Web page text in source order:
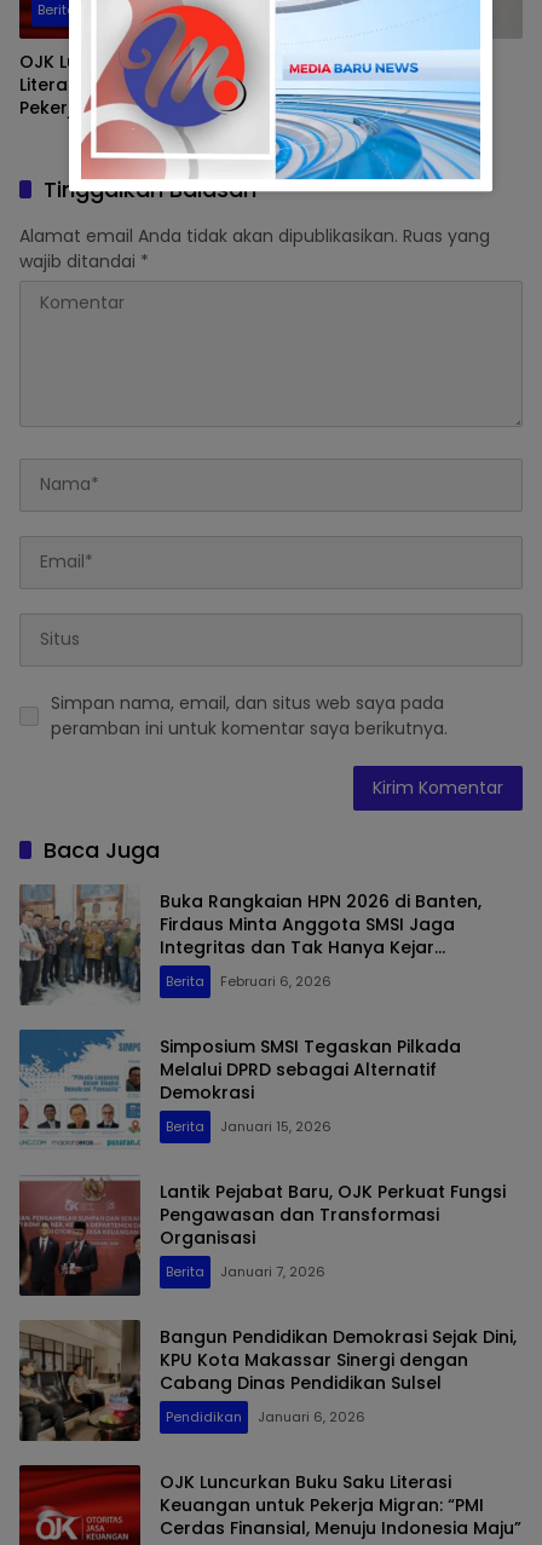
Berita
OJK Luncurkan Buku Saku
Literasi Keuangan untuk
Pekerja Migran: “PMI
Cerdas Finansial, Menuju
Indonesia Maju”
Berita
5 Pasal Kontroversi dan
Multitafsir RUU
Perampasan Aset
Tinggalkan Balasan
Alamat email Anda tidak akan dipublikasikan. Ruas yang
wajib ditandai *
Simpan nama, email, dan situs web saya pada
peramban ini untuk komentar saya berikutnya.
Baca Juga
Buka Rangkaian HPN 2026 di Banten,
Firdaus Minta Anggota SMSI Jaga
Integritas dan Tak Hanya Kejar
Kecepatan Berita
Berita Februari 6, 2026
Simposium SMSI Tegaskan Pilkada
Melalui DPRD sebagai Alternatif
Demokrasi
Berita Januari 15, 2026
Lantik Pejabat Baru, OJK Perkuat Fungsi
Pengawasan dan Transformasi
Organisasi
Berita Januari 7, 2026
Bangun Pendidikan Demokrasi Sejak Dini,
KPU Kota Makassar Sinergi dengan
Cabang Dinas Pendidikan Sulsel
Pendidikan Januari 6, 2026
OJK Luncurkan Buku Saku Literasi
Keuangan untuk Pekerja Migran: “PMI
Cerdas Finansial, Menuju Indonesia Maju”